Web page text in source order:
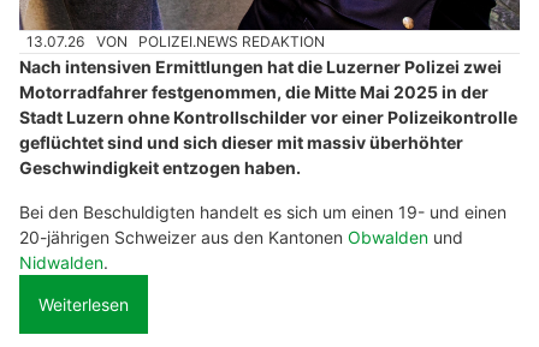
13.07.26 VON POLIZEI.NEWS REDAKTION
Nach intensiven Ermittlungen hat die Luzerner Polizei zwei
Motorradfahrer festgenommen, die Mitte Mai 2025 in der
Stadt Luzern ohne Kontrollschilder vor einer Polizeikontrolle
geflüchtet sind und sich dieser mit massiv überhöhter
Geschwindigkeit entzogen haben.
Bei den Beschuldigten handelt es sich um einen 19- und einen
20-jährigen Schweizer aus den Kantonen Obwalden und
Nidwalden.
Weiterlesen